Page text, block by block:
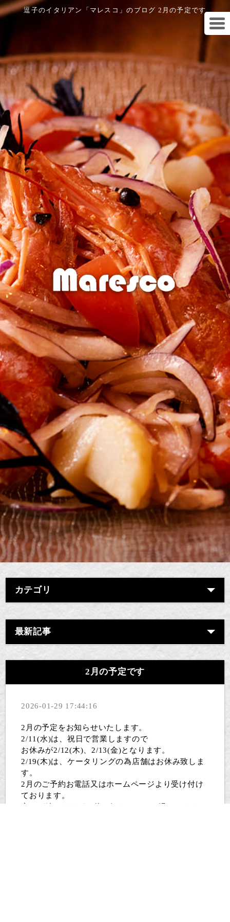
逗子のイタリアン「マレスコ」のブログ 2月の予定です
カテゴリ
最新記事
2月の予定です
2026-01-29 17:44:16
2月の予定をお知らせいたします。
2/11(水)は、祝日で営業しますので
お休みが2/12(木)、2/13(金)となります。
2/19(木)は、ケータリングの為店舗はお休み致しま
す。
2月のご予約お電話又はホームページより受け付け
ております。
寒さが続きますがお体に気をつけてお過ごしくださ